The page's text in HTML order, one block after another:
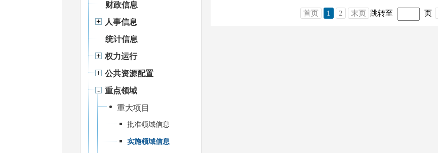
财政信息
人事信息
统计信息
权力运行
公共资源配置
重点领域
重大项目
批准领域信息
实施领域信息
首页 1 2 末页 跳转至 页